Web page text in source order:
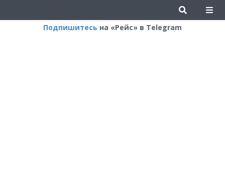
Подпишитесь на «Рейс» в Telegram